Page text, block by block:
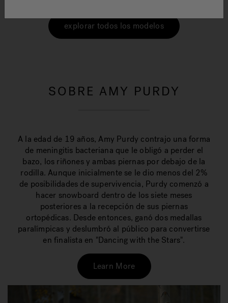
explorar todos los modelos
SOBRE AMY PURDY
A la edad de 19 años, Amy Purdy contrajo una forma
de meningitis bacteriana que le obligó a perder el
bazo, los riñones y ambas piernas por debajo de la
rodilla. Aunque inicialmente se le dio menos del 2%
de posibilidades de supervivencia, Purdy comenzó a
hacer snowboard dentro de los siete meses
posteriores a la recepción de sus piernas
ortopédicas. Desde entonces, ganó dos medallas
paralímpicas y deslumbró al público para convertirse
en finalista en "Dancing with the Stars".
Learn More